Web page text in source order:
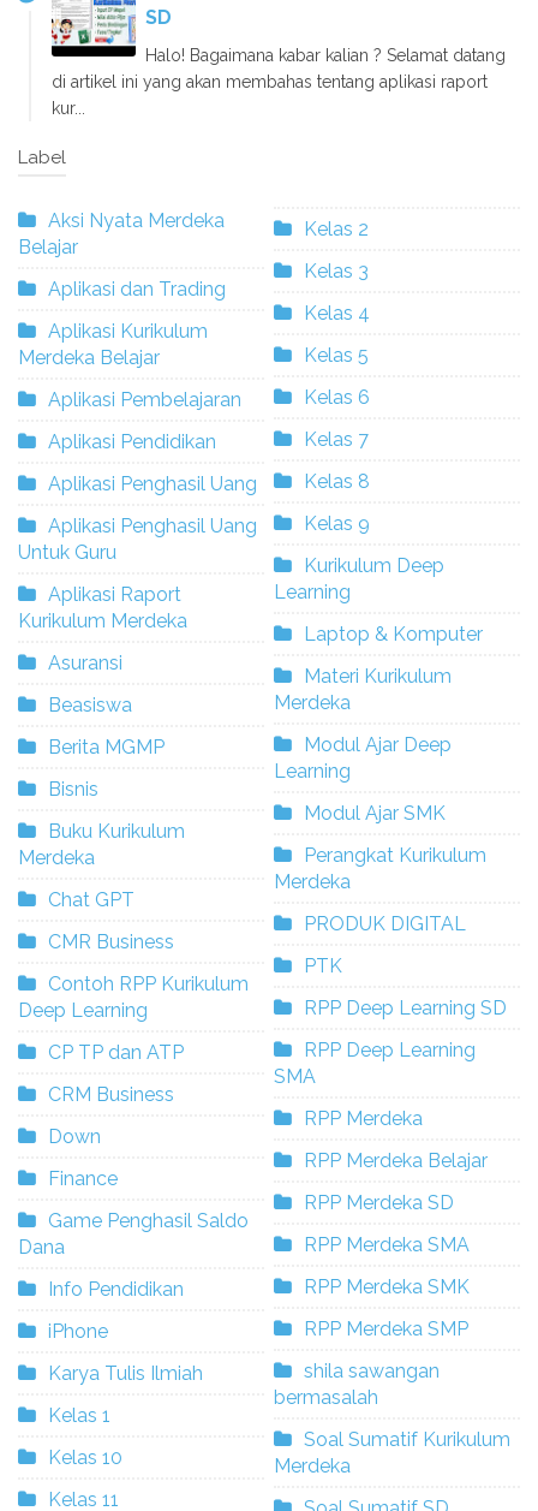
SD
Halo! Bagaimana kabar kalian ? Selamat datang
di artikel ini yang akan membahas tentang aplikasi raport
kur...
Label
Aksi Nyata Merdeka
Belajar
Aplikasi dan Trading
Aplikasi Kurikulum
Merdeka Belajar
Aplikasi Pembelajaran
Aplikasi Pendidikan
Aplikasi Penghasil Uang
Aplikasi Penghasil Uang
Untuk Guru
Aplikasi Raport
Kurikulum Merdeka
Asuransi
Beasiswa
Berita MGMP
Bisnis
Buku Kurikulum
Merdeka
Chat GPT
CMR Business
Contoh RPP Kurikulum
Deep Learning
CP TP dan ATP
CRM Business
Down
Finance
Game Penghasil Saldo
Dana
Info Pendidikan
iPhone
Karya Tulis Ilmiah
Kelas 1
Kelas 10
Kelas 11
Kelas 2
Kelas 3
Kelas 4
Kelas 5
Kelas 6
Kelas 7
Kelas 8
Kelas 9
Kurikulum Deep
Learning
Laptop & Komputer
Materi Kurikulum
Merdeka
Modul Ajar Deep
Learning
Modul Ajar SMK
Perangkat Kurikulum
Merdeka
PRODUK DIGITAL
PTK
RPP Deep Learning SD
RPP Deep Learning
SMA
RPP Merdeka
RPP Merdeka Belajar
RPP Merdeka SD
RPP Merdeka SMA
RPP Merdeka SMK
RPP Merdeka SMP
shila sawangan
bermasalah
Soal Sumatif Kurikulum
Merdeka